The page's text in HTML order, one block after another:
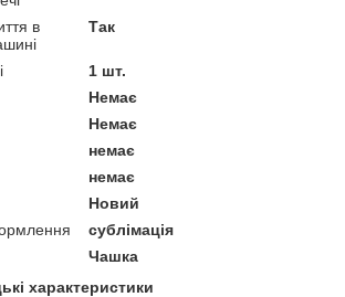
в
Так
1 шт.
Немає
Немає
немає
немає
Новий
сублімація
Чашка
характеристики